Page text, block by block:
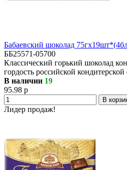
Бабаевский шоколад
ББ25571-05700
Классический горький шоколад
гордость российской
В наличии 19
95.98 р
В
Лидер продаж!